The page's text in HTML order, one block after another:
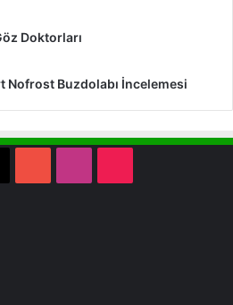
Doktorları
Nofrost Buzdolabı İncelemesi